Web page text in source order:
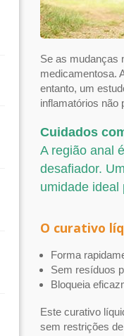
Se as mudanças
medicamentosa.
entanto, um
inflamatórios não
Cuidados
A região anal
desafiador.
umidade ideal
O curativo
Forma
Sem resíduos
Bloqueia
Este curativo
sem restrições